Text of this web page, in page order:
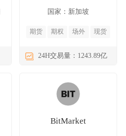
国家：新加坡
期货 期权 场外 现货
24H交易量：1243.89亿
BitMarket